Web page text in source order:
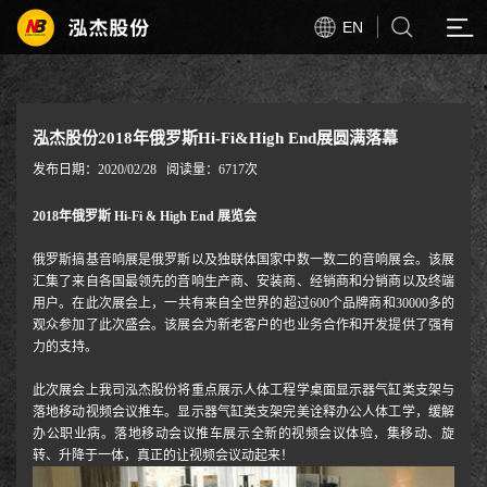
EN
泓杰股份2018年俄罗斯Hi-Fi&High End展圆满落幕
发布日期：2020/02/28 阅读量：6717次
2018年俄罗斯 Hi-Fi & High End 展览会
俄罗斯搞基音响展是俄罗斯以及独联体国家中数一数二的音响展会。该展
汇集了来自各国最领先的音响生产商、安装商、经销商和分销商以及终端
用户。在此次展会上，一共有来自全世界的超过600个品牌商和30000多的
观众参加了此次盛会。该展会为新老客户的也业务合作和开发提供了强有
力的支持。
此次展会上我司泓杰股份将重点展示人体工程学桌面显示器气缸类支架与
落地移动视频会议推车。显示器气缸类支架完美诠释办公人体工学，缓解
办公职业病。落地移动会议推车展示全新的视频会议体验，集移动、旋
转、升降于一体，真正的让视频会议动起来！